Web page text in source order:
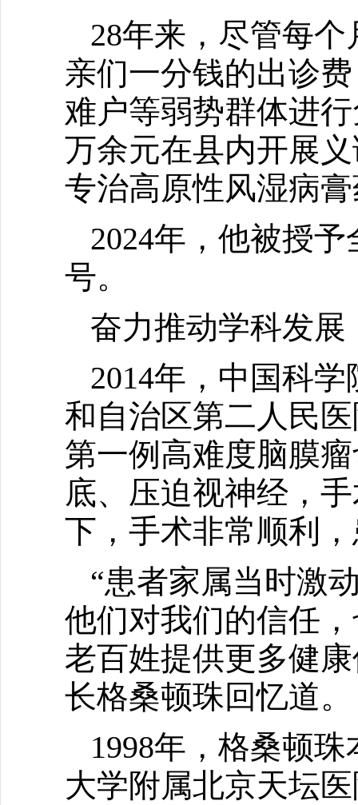
28年来，尽管每
亲们一分钱的出诊
难户等弱势群体进
万余元在县内开展
专治高原性风湿病
2024年，他被授
号。
奋力推动学科发展
2014年，中国科
和自治区第二人民
第一例高难度脑膜
底、压迫视神经，
下，手术非常顺利
“患者家属当时激
他们对我们的信任
老百姓提供更多健
长格桑顿珠回忆道。
1998年，格桑顿
大学附属北京天坛